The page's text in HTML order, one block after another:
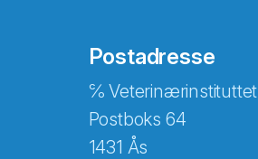
Postadresse
℅ Veterinærinstituttet
Postboks 64
1431 Ås